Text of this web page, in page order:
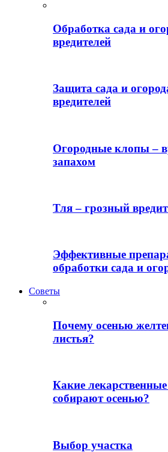
Обработка сада и
вредителей
Защита сада и
вредителей
Огородные клопы –
запахом
Тля – грозный
Эффективные
обработки сада и
Советы
Почему осенью
листья?
Какие
собирают осенью?
Выбор участка